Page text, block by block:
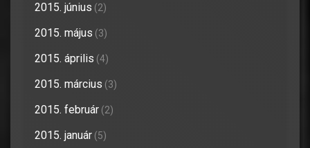
2015. június (2)
2015. május (3)
2015. április (4)
2015. március (3)
2015. február (2)
2015. január (5)